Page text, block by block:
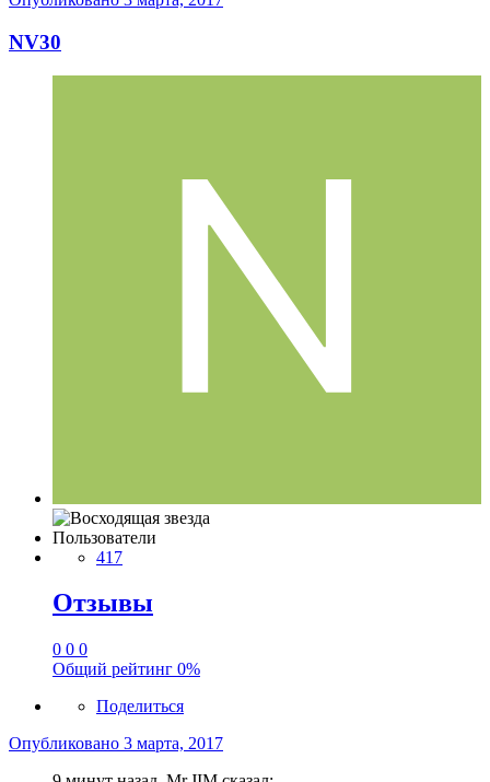
NV30
Пользователи
417
Отзывы
0 0 0
Общий рейтинг 0%
Поделиться
Опубликовано 3 марта, 2017